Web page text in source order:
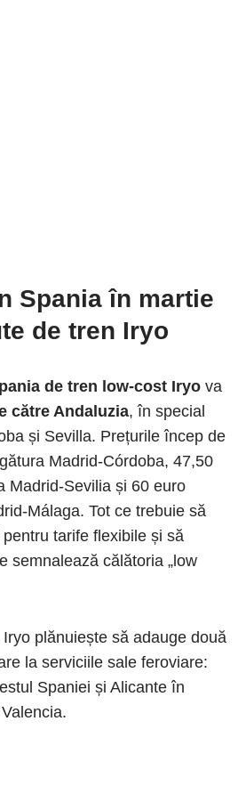
Spania în martie
de tren Iryo
de tren low-cost Iryo va
către Andaluzia, în special
și Sevilla. Prețurile încep de
Madrid-Córdoba, 47,50
Madrid-Sevilia și 60 euro
Málaga. Tot ce trebuie să
tarife flexibile și să
semnalează călătoria „low
plănuiește să adauge două
la serviciile sale feroviare:
Spaniei și Alicante în